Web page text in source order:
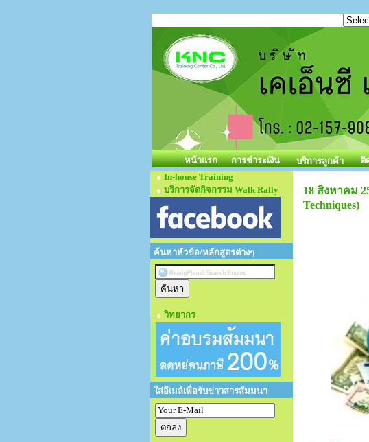
หน้าแรก การชำระเงิน บริการลูกค้า ติ
In-house Training
บริการจัดกิจกรรม Walk Rally
ค้นหาหัวข้อ/หลักสูตรต่างๆ
วิทยากร
ใส่อีเมล์เพื่อรับข่าวสารสัมมนา
18 สิงหาคม
Techniques)